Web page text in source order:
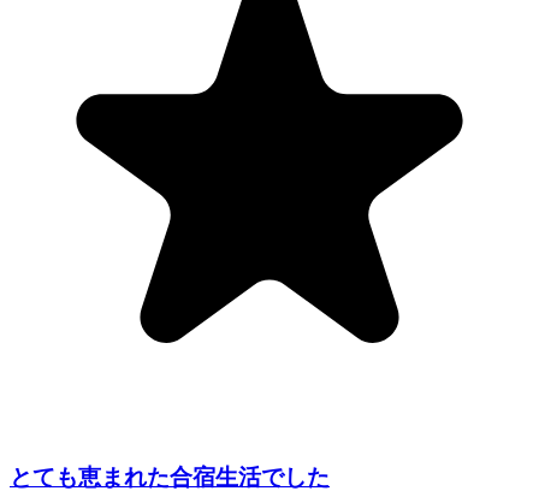
とても恵まれた合宿生活でした